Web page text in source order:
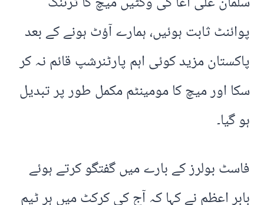
پوائنٹ ثابت ہوئیں، ہمارے آؤٹ ہونے کے بعد
پاکستان مزید کوئی اہم پارٹنرشپ قائم نہ کر
سکا اور میچ کا مومینٹم مکمل طور پر تبدیل
ہو گیا۔
فاسٹ بولرز کے بارے میں گفتگو کرتے ہوئے
بابر اعظم نے کہا کہ آج کی کرکٹ میں ہر ٹیم